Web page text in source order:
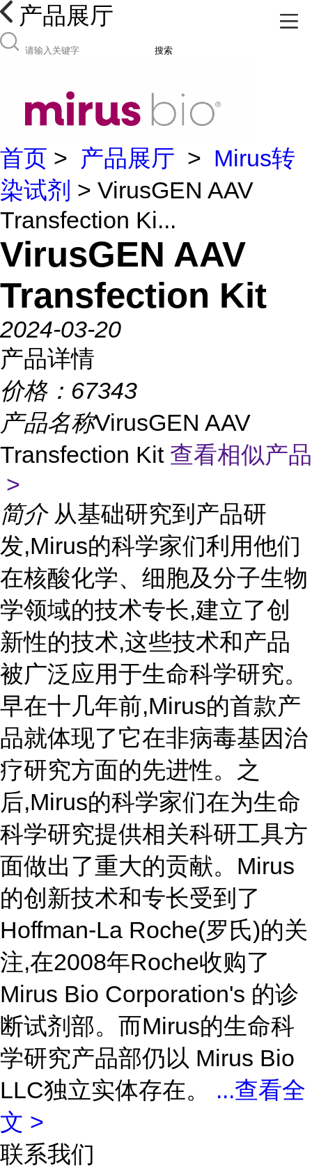
产品展厅
搜索
首页 > 产品展厅 > Mirus转
染试剂 > VirusGEN AAV
Transfection Ki...
VirusGEN AAV
Transfection Kit
2024-03-20
产品详情
价格： 67343
产品名称VirusGEN AAV
Transfection Kit 查看相似产品
>
简介 从基础研究到产品研
发,Mirus的科学家们利用他们
在核酸化学、细胞及分子生物
学领域的技术专长,建立了创
新性的技术,这些技术和产品
被广泛应用于生命科学研究。
早在十几年前,Mirus的首款产
品就体现了它在非病毒基因治
疗研究方面的先进性。之
后,Mirus的科学家们在为生命
科学研究提供相关科研工具方
面做出了重大的贡献。Mirus
的创新技术和专长受到了
Hoffman-La Roche(罗氏)的关
注,在2008年Roche收购了
Mirus Bio Corporation's 的诊
断试剂部。而Mirus的生命科
学研究产品部仍以 Mirus Bio
LLC独立实体存在。 ...查看全
文 >
联系我们